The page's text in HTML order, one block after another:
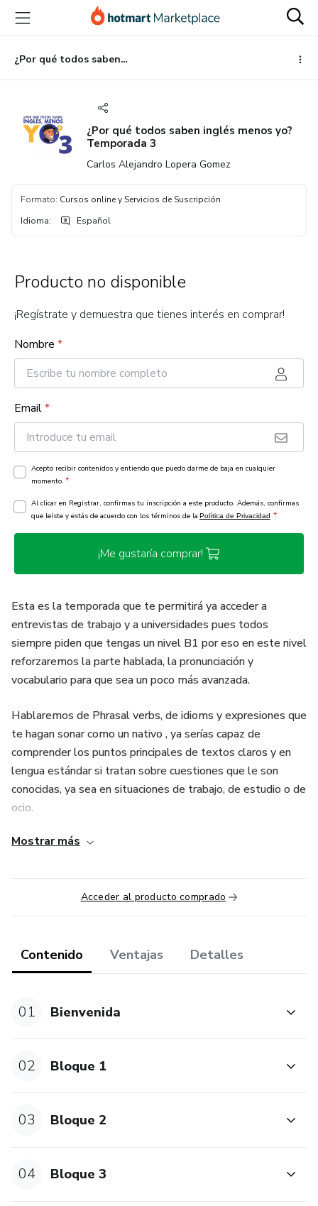
principal
página
de
página
¿Por qué todos saben inglés menos yo? Temporada 3
¿Por qué todos saben inglés menos yo?
Temporada 3
Carlos Alejandro Lopera Gomez
Formato: Cursos online y Servicios de Suscripción
Idioma: Español
Producto no disponible
¡Regístrate y demuestra que tienes interés en comprar!
Nombre *
Email*
Acepto recibir contenidos y entiendo que puedo darme de baja en cualquier
momento. *
Al clicar en Registrar, confirmas tu inscripción a este producto. Además, confirmas
que leíste y estás de acuerdo con los términos de la Política de Privacidad *
¡Me gustaría comprar!
Esta es la temporada que te permitirá ya acceder a
entrevistas de trabajo y a universidades pues todos
siempre piden que tengas un nivel B1 por eso en este nivel
reforzaremos la parte hablada, la pronunciación y
vocabulario para que sea un poco más avanzada.
Hablaremos de Phrasal verbs, de idioms y expresiones que
te hagan sonar como un nativo , ya serías capaz de
comprender los puntos principales de textos claros y en
lengua estándar si tratan sobre cuestiones que le son
conocidas, ya sea en situaciones de trabajo, de estudio o de
ocio.
Ya eres capaz de justificar tus decisiones y defender tus
el primer pasó para ser considerado bilingüe
Mostrar más
Acceder al producto comprado
Contenido Ventajas Detalles
01 Bienvenida
02 Bloque 1
03 Bloque 2
04 Bloque 3